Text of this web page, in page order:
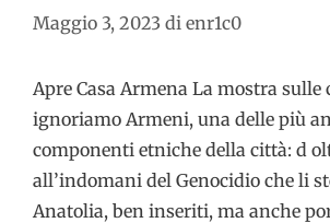
Maggio 3, 2023 di enr1c0
Apre Casa Armena La mostra sulle
ignoriamo Armeni, una delle più
componenti etniche della città: d
all’indomani del Genocidio che li
Anatolia, ben inseriti, ma anche